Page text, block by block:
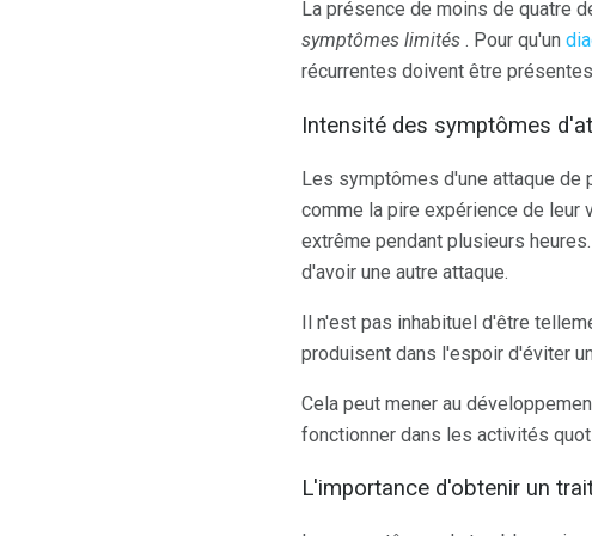
La présence de moins de quatre
symptômes limités . Pour qu'un
récurrentes doivent être
Intensité des symptômes
Les symptômes d'une attaque
comme la pire expérience de leur
extrême pendant plusieurs
d'avoir une autre attaque.
Il n'est pas inhabituel d'être
produisent dans l'espoir d'éviter
Cela peut mener au
fonctionner dans les activités
L'importance d'obtenir un